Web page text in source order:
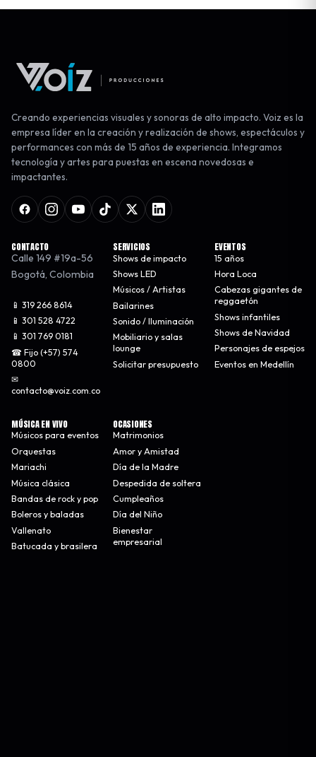
Creando experiencias visuales y sonoras de alto impacto. Voiz es la
empresa líder en la creación y realización de shows, espectáculos y
performances con más de 15 años de experiencia. Integramos
tecnología y artes para puestas en escena novedosas e
impactantes.
CONTACTO
Calle 149 #19a-56
Bogotá, Colombia
📱 319 266 8614
📱 301 528 4722
📱 301 769 0181
☎ Fijo (+57) 574
0800
✉
contacto@voiz.com.co
SERVICIOS
Shows de impacto
Shows LED
Músicos / Artistas
Bailarines
Sonido / Iluminación
Mobiliario y salas
lounge
Solicitar presupuesto
EVENTOS
15 años
Hora Loca
Cabezas gigantes de
reggaetón
Shows infantiles
Shows de Navidad
Personajes de espejos
Eventos en Medellín
MÚSICA EN VIVO
Músicos para eventos
Orquestas
Mariachi
Música clásica
Bandas de rock y pop
Boleros y baladas
Vallenato
Batucada y brasilera
OCASIONES
Matrimonios
Amor y Amistad
Día de la Madre
Despedida de soltera
Cumpleaños
Día del Niño
Bienestar
empresarial